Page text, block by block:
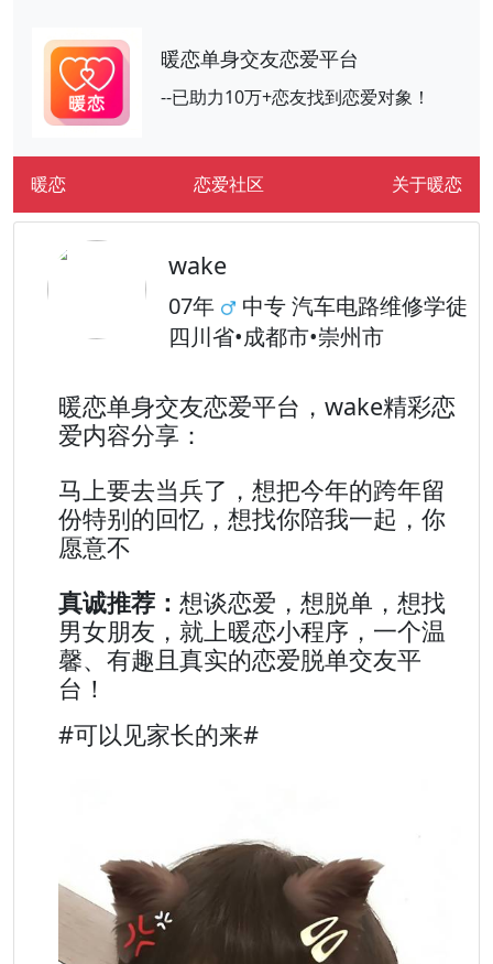
暖恋单身交友恋爱平台
--已助力10万+恋友找到恋爱对象！
暖恋 恋爱社区 关于暖恋
wake
07年
中专 汽车电路维修学徒
四川省•成都市•崇州市
暖恋单身交友恋爱平台，wake精彩恋
爱内容分享：
马上要去当兵了，想把今年的跨年留
份特别的回忆，想找你陪我一起，你
愿意不
真诚推荐： 想谈恋爱，想脱单，想找
男女朋友，就上暖恋小程序，一个温
馨、有趣且真实的恋爱脱单交友平
台！
#可以见家长的来#